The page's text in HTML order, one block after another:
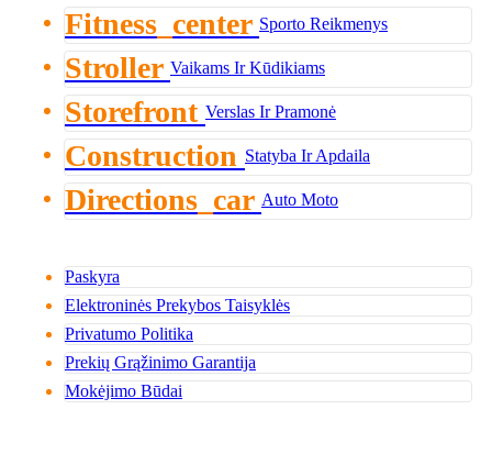
Fitness_center Sporto Reikmenys
Stroller Vaikams Ir Kūdikiams
Storefront Verslas Ir Pramonė
Construction Statyba Ir Apdaila
Directions_car Auto Moto
Paskyra
Elektroninės Prekybos Taisyklės
Privatumo Politika
Prekių Grąžinimo Garantija
Mokėjimo Būdai